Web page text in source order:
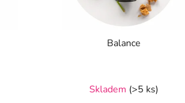
Balance
hodnocení
Skladem (>5 ks)